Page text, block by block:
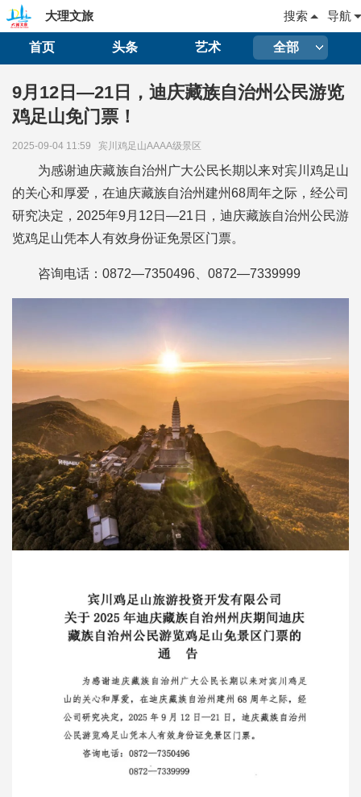
大理文旅 导航
搜索
首页 头条 艺术 全部
9月12日—21日，迪庆藏族自治州公民游览
鸡足山免门票！
2025-09-04 11:59 宾川鸡足山AAAA级景区
为感谢迪庆藏族自治州广大公民长期以来对宾川鸡足山
的关心和厚爱，在迪庆藏族自治州建州68周年之际，经公司
研究决定，2025年9月12日—21日，迪庆藏族自治州公民游
览鸡足山凭本人有效身份证免景区门票。
咨询电话：0872—7350496、0872—7339999